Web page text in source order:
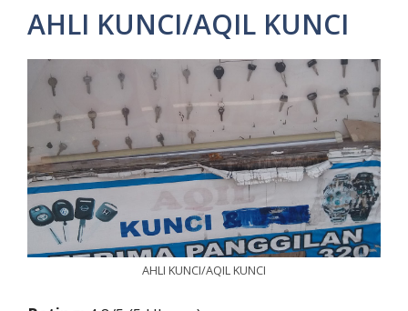
AHLI KUNCI/AQIL KUNCI
AHLI KUNCI/AQIL KUNCI